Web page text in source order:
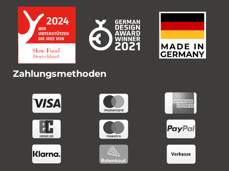
Zahlungsmethoden